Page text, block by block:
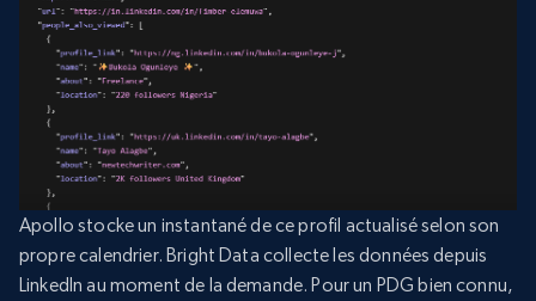
Apollo stocke un instantané de ce profil actualisé selon son
propre calendrier. Bright Data collecte les données depuis
LinkedIn au moment de la demande. Pour un PDG bien connu,